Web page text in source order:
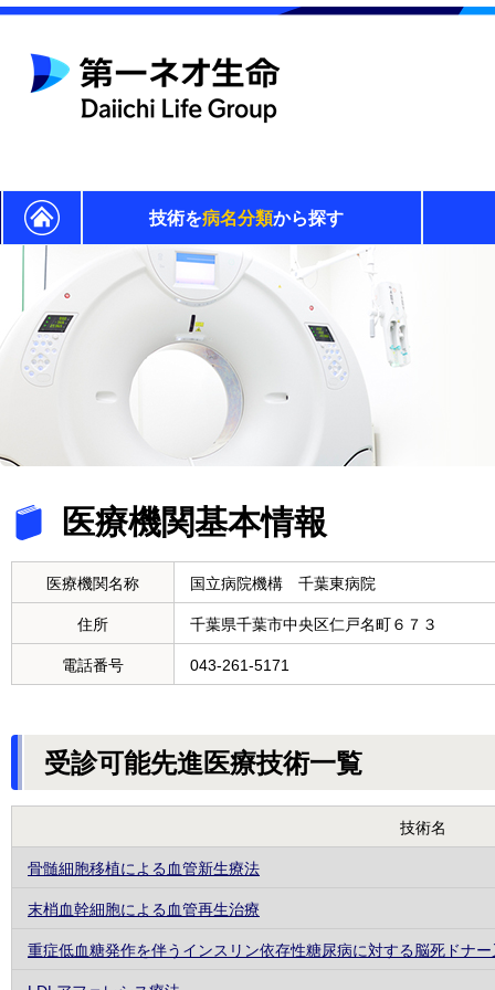
技術を病名分類から探す
医療機関基本情報
医療機関名称 国立病院機構 千葉東病院
住所 千葉県千葉市中央区仁戸名町６７３
電話番号 043-261-5171
受診可能先進医療技術一覧
技術名
骨髄細胞移植による血管新生療法
末梢血幹細胞による血管再生治療
重症低血糖発作を伴うインスリン依存性糖尿病に対する脳死ドナ